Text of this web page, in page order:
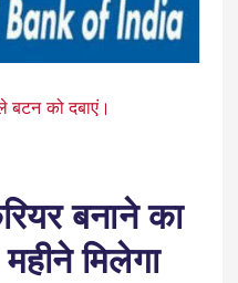
को दबाएं।
बनाने का
मिलेगा